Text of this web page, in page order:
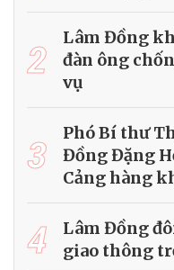
2
Lâm Đồng
đàn ông
vụ
3
Phó Bí thư
Đồng Đặng
Cảng hàng
4
Lâm Đồng
giao thông